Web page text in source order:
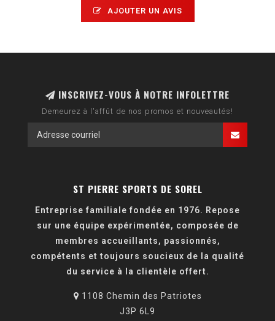
AJOUTER UN AVIS
INSCRIVEZ-VOUS À NOTRE INFOLETTRE
Demeurez à l'affût de nos promos et nouveautés!
ST PIERRE SPORTS DE SOREL
Entreprise familiale fondée en 1976. Repose
sur une équipe expérimentée, composée de
membres accueillants, passionnés,
compétents et toujours soucieux de la qualité
du service à la clientèle offert.
1108 Chemin des Patriotes
J3P 6L9